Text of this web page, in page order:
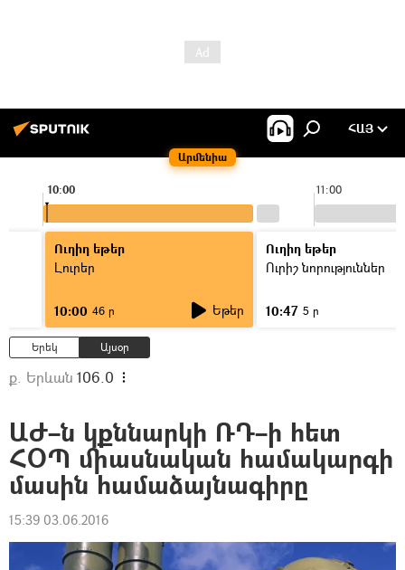
Արմենիա
ՀԱՅ
11:00
10:00
Ուղիղ եթեր
Լուրեր
10:00 46 ր Եթեր
Ուղիղ եթեր
Ուրիշ նորություններ
10:47 5 ր
Երեկ Այսօր
ք. Երևան 106.0
ԱԺ–ն կքննարկի ՌԴ–ի հետ
ՀՕՊ միասնական համակարգի
մասին համաձայնագիրը
15:39 03.06.2016